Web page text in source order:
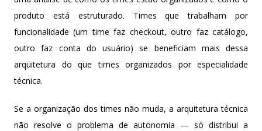
produto está estruturado. Times que trabalham por
funcionalidade (um time faz checkout, outro faz catálogo,
outro faz conta do usuário) se beneficiam mais dessa
arquitetura do que times organizados por especialidade
técnica.
Se a organização dos times não muda, a arquitetura técnica
não resolve o problema de autonomia — só distribui a